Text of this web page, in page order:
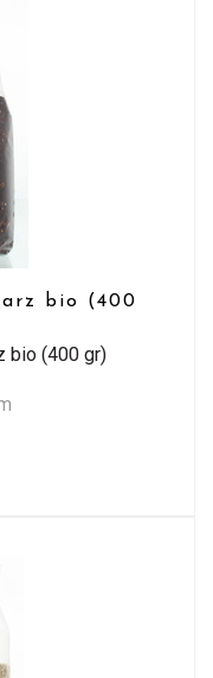
bio (400
bio (400 gr)